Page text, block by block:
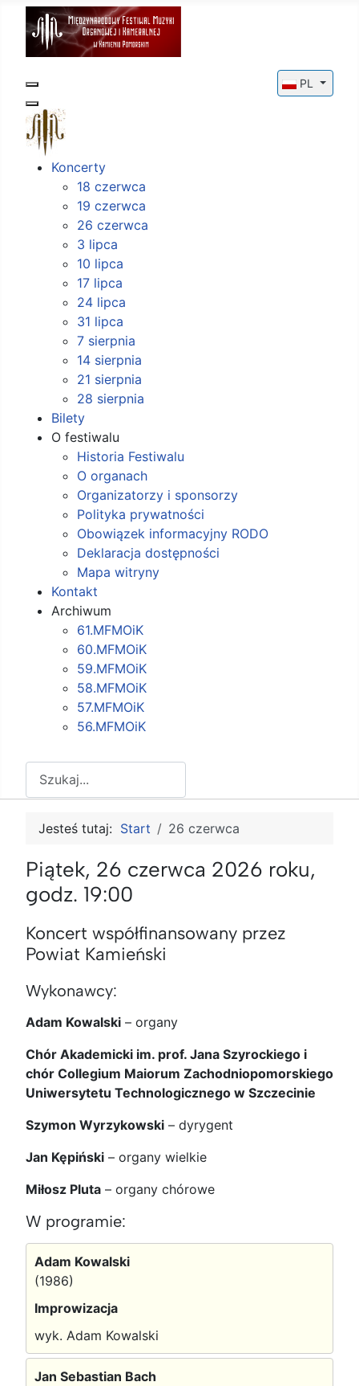
Koncerty
18 czerwca
19 czerwca
26 czerwca
3 lipca
10 lipca
17 lipca
24 lipca
31 lipca
7 sierpnia
14 sierpnia
21 sierpnia
28 sierpnia
Bilety
O festiwalu
Historia Festiwalu
O organach
Organizatorzy i sponsorzy
Polityka prywatności
Obowiązek informacyjny RODO
Deklaracja dostępności
Mapa witryny
Kontakt
Archiwum
61.MFMOiK
60.MFMOiK
59.MFMOiK
58.MFMOiK
57.MFMOiK
56.MFMOiK
Wybierz
PL
Jesteś tutaj: Start 26 czerwca
Piątek, 26 czerwca 2026 roku,
godz. 19:00
Koncert współfinansowany przez
Powiat Kamieński
Wykonawcy:
Adam Kowalski – organy
Chór Akademicki im. prof. Jana Szyrockiego i
chór Collegium Maiorum Zachodniopomorskiego
Uniwersytetu Technologicznego w Szczecinie
Szymon Wyrzykowski – dyrygent
Jan Kępiński – organy wielkie
Miłosz Pluta – organy chórowe
W programie:
Adam Kowalski
(1986)
Improwizacja
wyk. Adam Kowalski
Jan Sebastian Bach